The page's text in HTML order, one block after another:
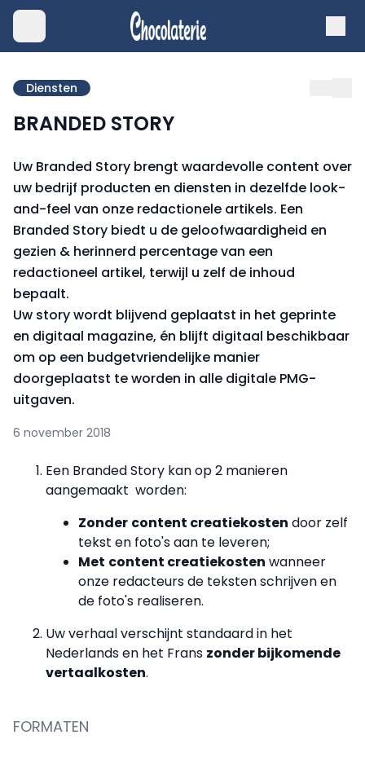
Diensten
BRANDED STORY
Uw Branded Story brengt waardevolle content over
uw bedrijf producten en diensten in dezelfde look-
and-feel van onze redactionele artikels. Een
Branded Story biedt u de geloofwaardigheid en
gezien & herinnerd percentage van een
redactioneel artikel, terwijl u zelf de inhoud
bepaalt.
Uw story wordt blijvend geplaatst in het geprinte
en digitaal magazine, én blijft digitaal beschikbaar
om op een budgetvriendelijke manier
doorgeplaatst te worden in alle digitale PMG-
uitgaven.
6 november 2018
Een Branded Story kan op 2 manieren
aangemaakt worden:
Zonder content creatiekosten door zelf
tekst en foto's aan te leveren;
Met content creatiekosten wanneer
onze redacteurs de teksten schrijven en
de foto's realiseren.
Uw verhaal verschijnt standaard in het
Nederlands en het Frans zonder bijkomende
vertaalkosten.
FORMATEN